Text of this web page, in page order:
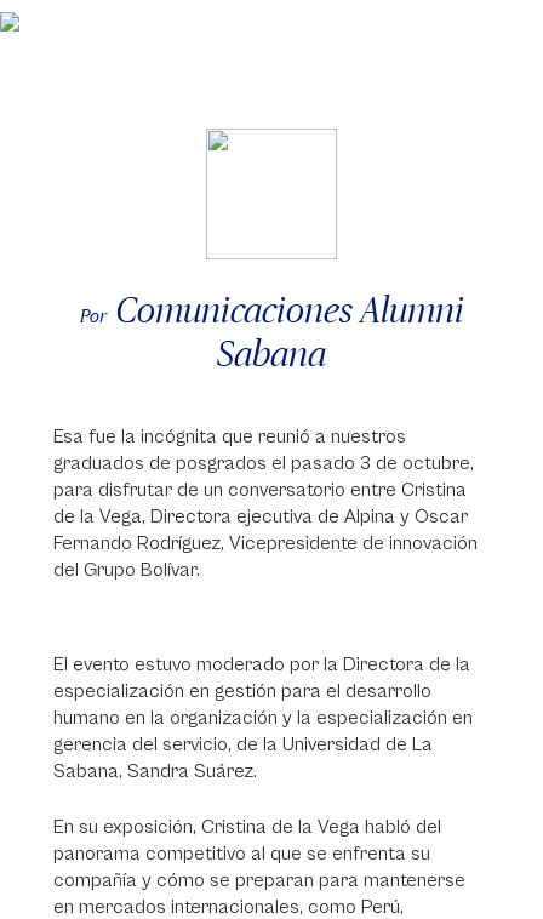
Por Comunicaciones Alumni
Sabana
Esa fue la incógnita que reunió a nuestros
graduados de posgrados el pasado 3 de octubre,
para disfrutar de un conversatorio entre Cristina
de la Vega, Directora ejecutiva de Alpina y Oscar
Fernando Rodríguez, Vicepresidente de innovación
del Grupo Bolívar.
El evento estuvo moderado por la Directora de la
especialización en gestión para el desarrollo
humano en la organización y la especialización en
gerencia del servicio, de la Universidad de La
Sabana, Sandra Suárez.
En su exposición, Cristina de la Vega habló del
panorama competitivo al que se enfrenta su
compañía y cómo se preparan para mantenerse
en mercados internacionales, como Perú,